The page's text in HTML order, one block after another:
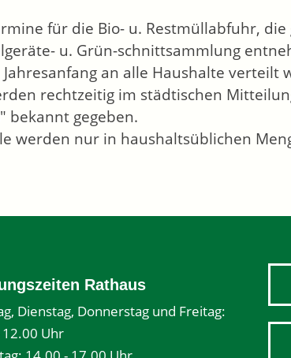
für die Bio- u. Restmüllabfuhr,
u. Grün-schnittsammlung
an alle Haushalte verteilt
rechtzeitig im städtischen
bekannt gegeben.
werden nur in haushaltsüblichen
Rathaus
Dienstag, Donnerstag und Freitag:
12.00 Uhr